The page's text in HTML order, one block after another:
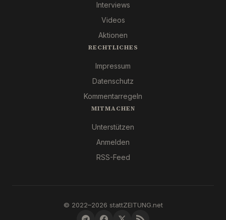
Interviews
Videos
Aktionen
RECHTLICHES
Impressum
Datenschutz
Kommentarregeln
MITMACHEN
Unterstützen
Anmelden
RSS-Feed
© 2022–2026 stattZEITUNG.net